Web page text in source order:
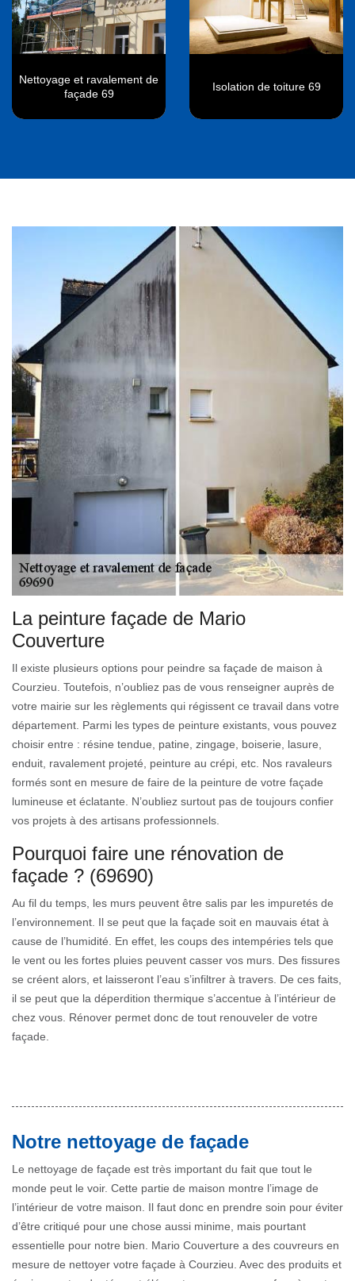
Nettoyage et ravalement de
façade 69
Isolation de toiture 69
La peinture façade de Mario
Couverture
Il existe plusieurs options pour peindre sa façade de maison à
Courzieu. Toutefois, n’oubliez pas de vous renseigner auprès de
votre mairie sur les règlements qui régissent ce travail dans votre
département. Parmi les types de peinture existants, vous pouvez
choisir entre : résine tendue, patine, zingage, boiserie, lasure,
enduit, ravalement projeté, peinture au crépi, etc. Nos ravaleurs
formés sont en mesure de faire de la peinture de votre façade
lumineuse et éclatante. N’oubliez surtout pas de toujours confier
vos projets à des artisans professionnels.
Pourquoi faire une rénovation de
façade ? (69690)
Au fil du temps, les murs peuvent être salis par les impuretés de
l’environnement. Il se peut que la façade soit en mauvais état à
cause de l’humidité. En effet, les coups des intempéries tels que
le vent ou les fortes pluies peuvent casser vos murs. Des fissures
se créent alors, et laisseront l’eau s’infiltrer à travers. De ces faits,
il se peut que la déperdition thermique s’accentue à l’intérieur de
chez vous. Rénover permet donc de tout renouveler de votre
façade.
Notre nettoyage de façade
Le nettoyage de façade est très important du fait que tout le
monde peut le voir. Cette partie de maison montre l’image de
l’intérieur de votre maison. Il faut donc en prendre soin pour éviter
d’être critiqué pour une chose aussi minime, mais pourtant
essentielle pour notre bien. Mario Couverture a des couvreurs en
mesure de nettoyer votre façade à Courzieu. Avec des produits et